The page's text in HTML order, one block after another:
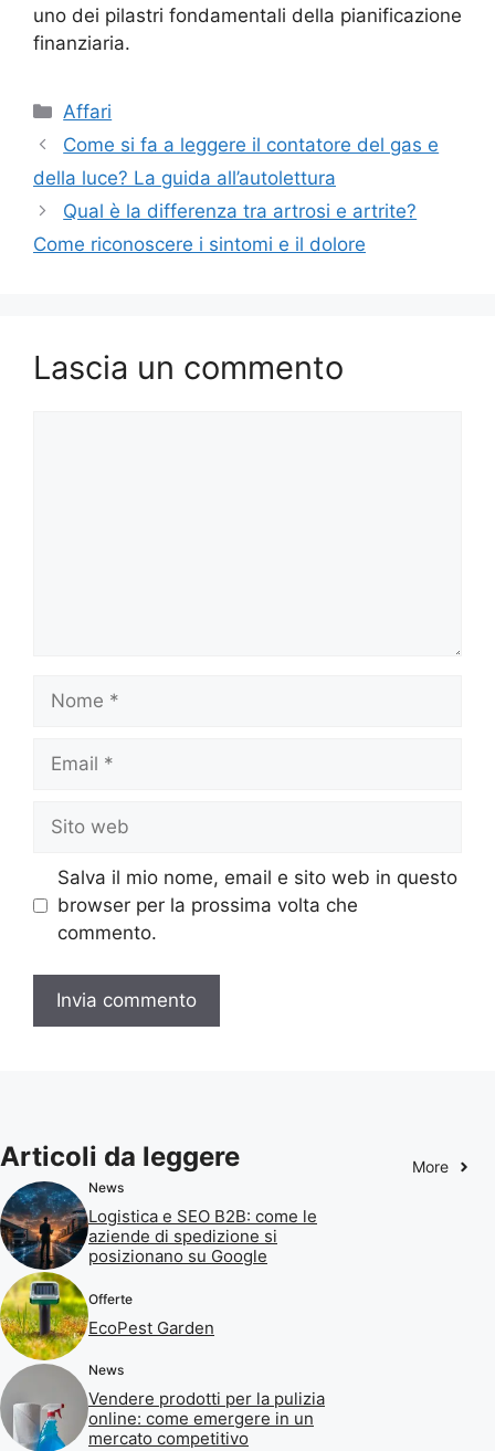
uno dei pilastri fondamentali della pianificazione
finanziaria.
Categorie
Affari
Come si fa a leggere il contatore del gas e
della luce? La guida all’autolettura
Qual è la differenza tra artrosi e artrite?
Come riconoscere i sintomi e il dolore
Lascia un commento
web
Salva il mio nome, email e sito web in questo
browser per la prossima volta che
commento.
Articoli da leggere More
News
Logistica e SEO B2B: come le
aziende di spedizione si
posizionano su Google
Offerte
EcoPest Garden
News
Vendere prodotti per la pulizia
online: come emergere in un
mercato competitivo